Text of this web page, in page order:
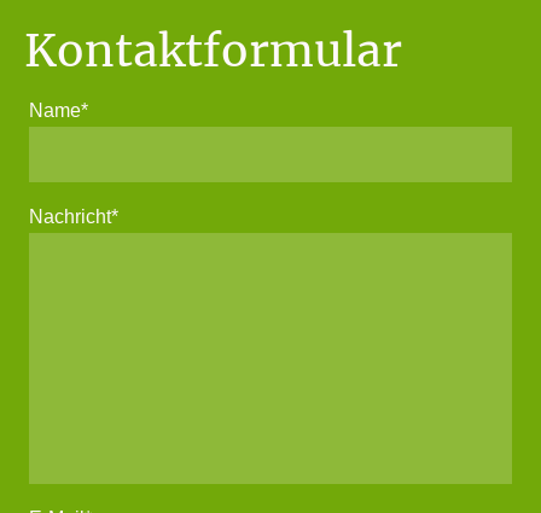
Kontaktformular
Name*
Nachricht*